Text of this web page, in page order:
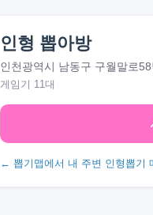
인형 뽑아방
인천광역시 남동구 구월말로
게임기 11대
← 뽑기맵에서 내 주변 인형뽑기